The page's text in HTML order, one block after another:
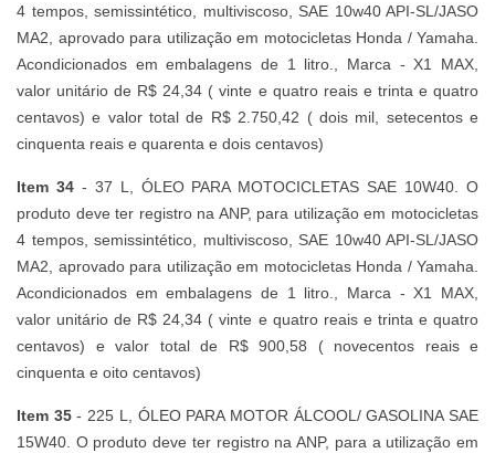
4 tempos, semissintético, multiviscoso, SAE 10w40 API-SL/JASO
MA2, aprovado para utilização em motocicletas Honda / Yamaha.
Acondicionados em embalagens de 1 litro., Marca - X1 MAX,
valor unitário de R$ 24,34 ( vinte e quatro reais e trinta e quatro
centavos) e valor total de R$ 2.750,42 ( dois mil, setecentos e
cinquenta reais e quarenta e dois centavos)
Item 34- 37 L, ÓLEO PARA MOTOCICLETAS SAE 10W40. O
produto deve ter registro na ANP, para utilização em motocicletas
4 tempos, semissintético, multiviscoso, SAE 10w40 API-SL/JASO
MA2, aprovado para utilização em motocicletas Honda / Yamaha.
Acondicionados em embalagens de 1 litro., Marca - X1 MAX,
valor unitário de R$ 24,34 ( vinte e quatro reais e trinta e quatro
centavos) e valor total de R$ 900,58 ( novecentos reais e
cinquenta e oito centavos)
Item 35- 225 L, ÓLEO PARA MOTOR ÁLCOOL/ GASOLINA SAE
15W40. O produto deve ter registro na ANP, para a utilização em